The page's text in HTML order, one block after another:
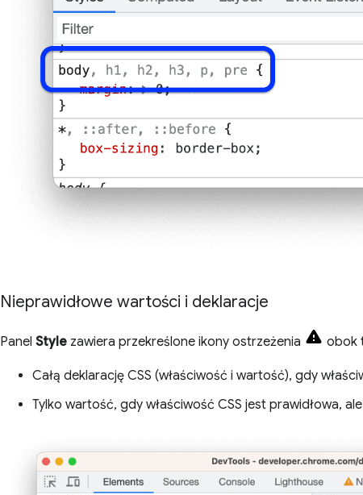
Nieprawidłowe wartości i deklaracje
Panel Style zawiera przekreślone ikony ostrzeżenia obok
Całą deklarację CSS (właściwość i wartość), gdy
Tylko wartość, gdy właściwość CSS jest prawidłowa,